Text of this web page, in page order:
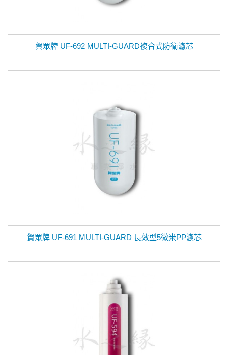
賀眾牌 UF-692 MULTI-GUARD複合式防衛濾芯
賀眾牌 UF-691 MULTI-GUARD 長效型5微米PP濾芯